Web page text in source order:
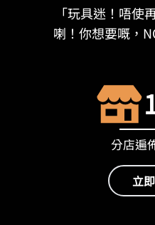
「玩具迷！唔使
喇！你想要嘅，
分店遍
立